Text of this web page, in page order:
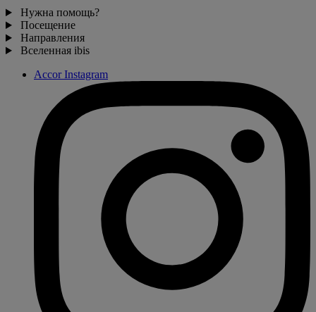
Нужна помощь?
Посещение
Направления
Вселенная ibis
Accor Instagram